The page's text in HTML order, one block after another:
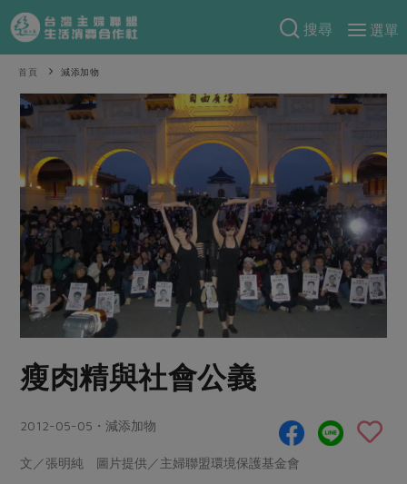
搜尋
選單
產品分類
當季蔬果
當令水果
芽苗類 蕈菇類
辛香料類
奶蛋豆・五穀
蛋 乳製品
豆製品 米麵雜糧
肉品・水產
食譜料理
食材
米食
麵食
肉食
海鮮
常備菜
蛋料理
特別企畫
預購活動
把最好的台灣味帶回家！
防災用品預購圓滿結束
2026年端午節預購圓滿結束
更多預購活動
當季產品
傳到心坎裡，誠心又澎派
合作25-經典快閃最後一週
綠主張
觀點文章
主婦食堂 一籃菜真心話
社內大小事 合作聯合國
樂齡生活 親子食育
關注議題
關於合作社
認識合作社
關於我們
合作社組織
員工與求才
產品檢驗
重要公告
首頁 減添加物
瘦肉精與社會公義
2012-05-05・減添加物
文／張明純 圖片提供／主婦聯盟環境保護基金會